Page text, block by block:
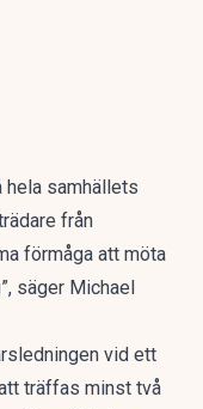
hela samhällets
från
förmåga att möta
säger Michael
vid ett
träffas minst två